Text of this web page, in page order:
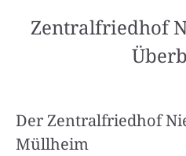
Zentralfriedhof
Der Zentralfriedhof
Müllheim